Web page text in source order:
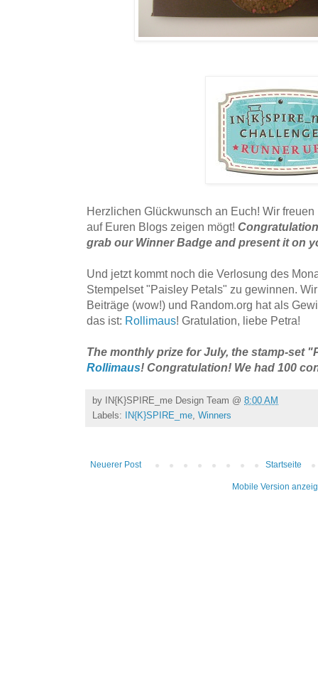
Herzlichen Glückwunsch an Euch! Wir
auf Euren Blogs zeigen mögt!
grab our Winner Badge and present it on
Und jetzt kommt noch die Verlosung des
Stempelset "Paisley Petals" zu gewinnen.
Beiträge (wow!) und Random.org hat als
das ist: Rollimaus! Gratulation, liebe Petra!
The monthly prize for July, the stamp-set
Rollimaus! Congratulation! We had 100
by IN{K}SPIRE_me Design Team @ 8:00 AM
Labels:
IN{K}SPIRE_me, Winners
Neuerer Post Startseite
Mobile Version